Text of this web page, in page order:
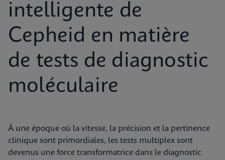
intelligente de
Cepheid en matière
de tests de diagnostic
moléculaire
À une époque où la vitesse, la précision et la pertinence
clinique sont primordiales, les tests multiplex sont
devenus une force transformatrice dans le diagnostic